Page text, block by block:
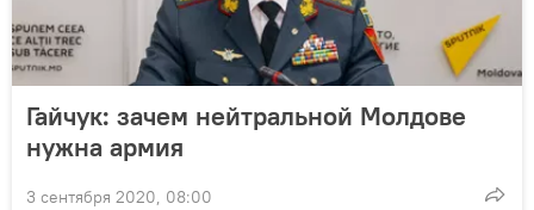
Гайчук: зачем нейтральной Молдове
нужна армия
3 сентября 2020, 08:00